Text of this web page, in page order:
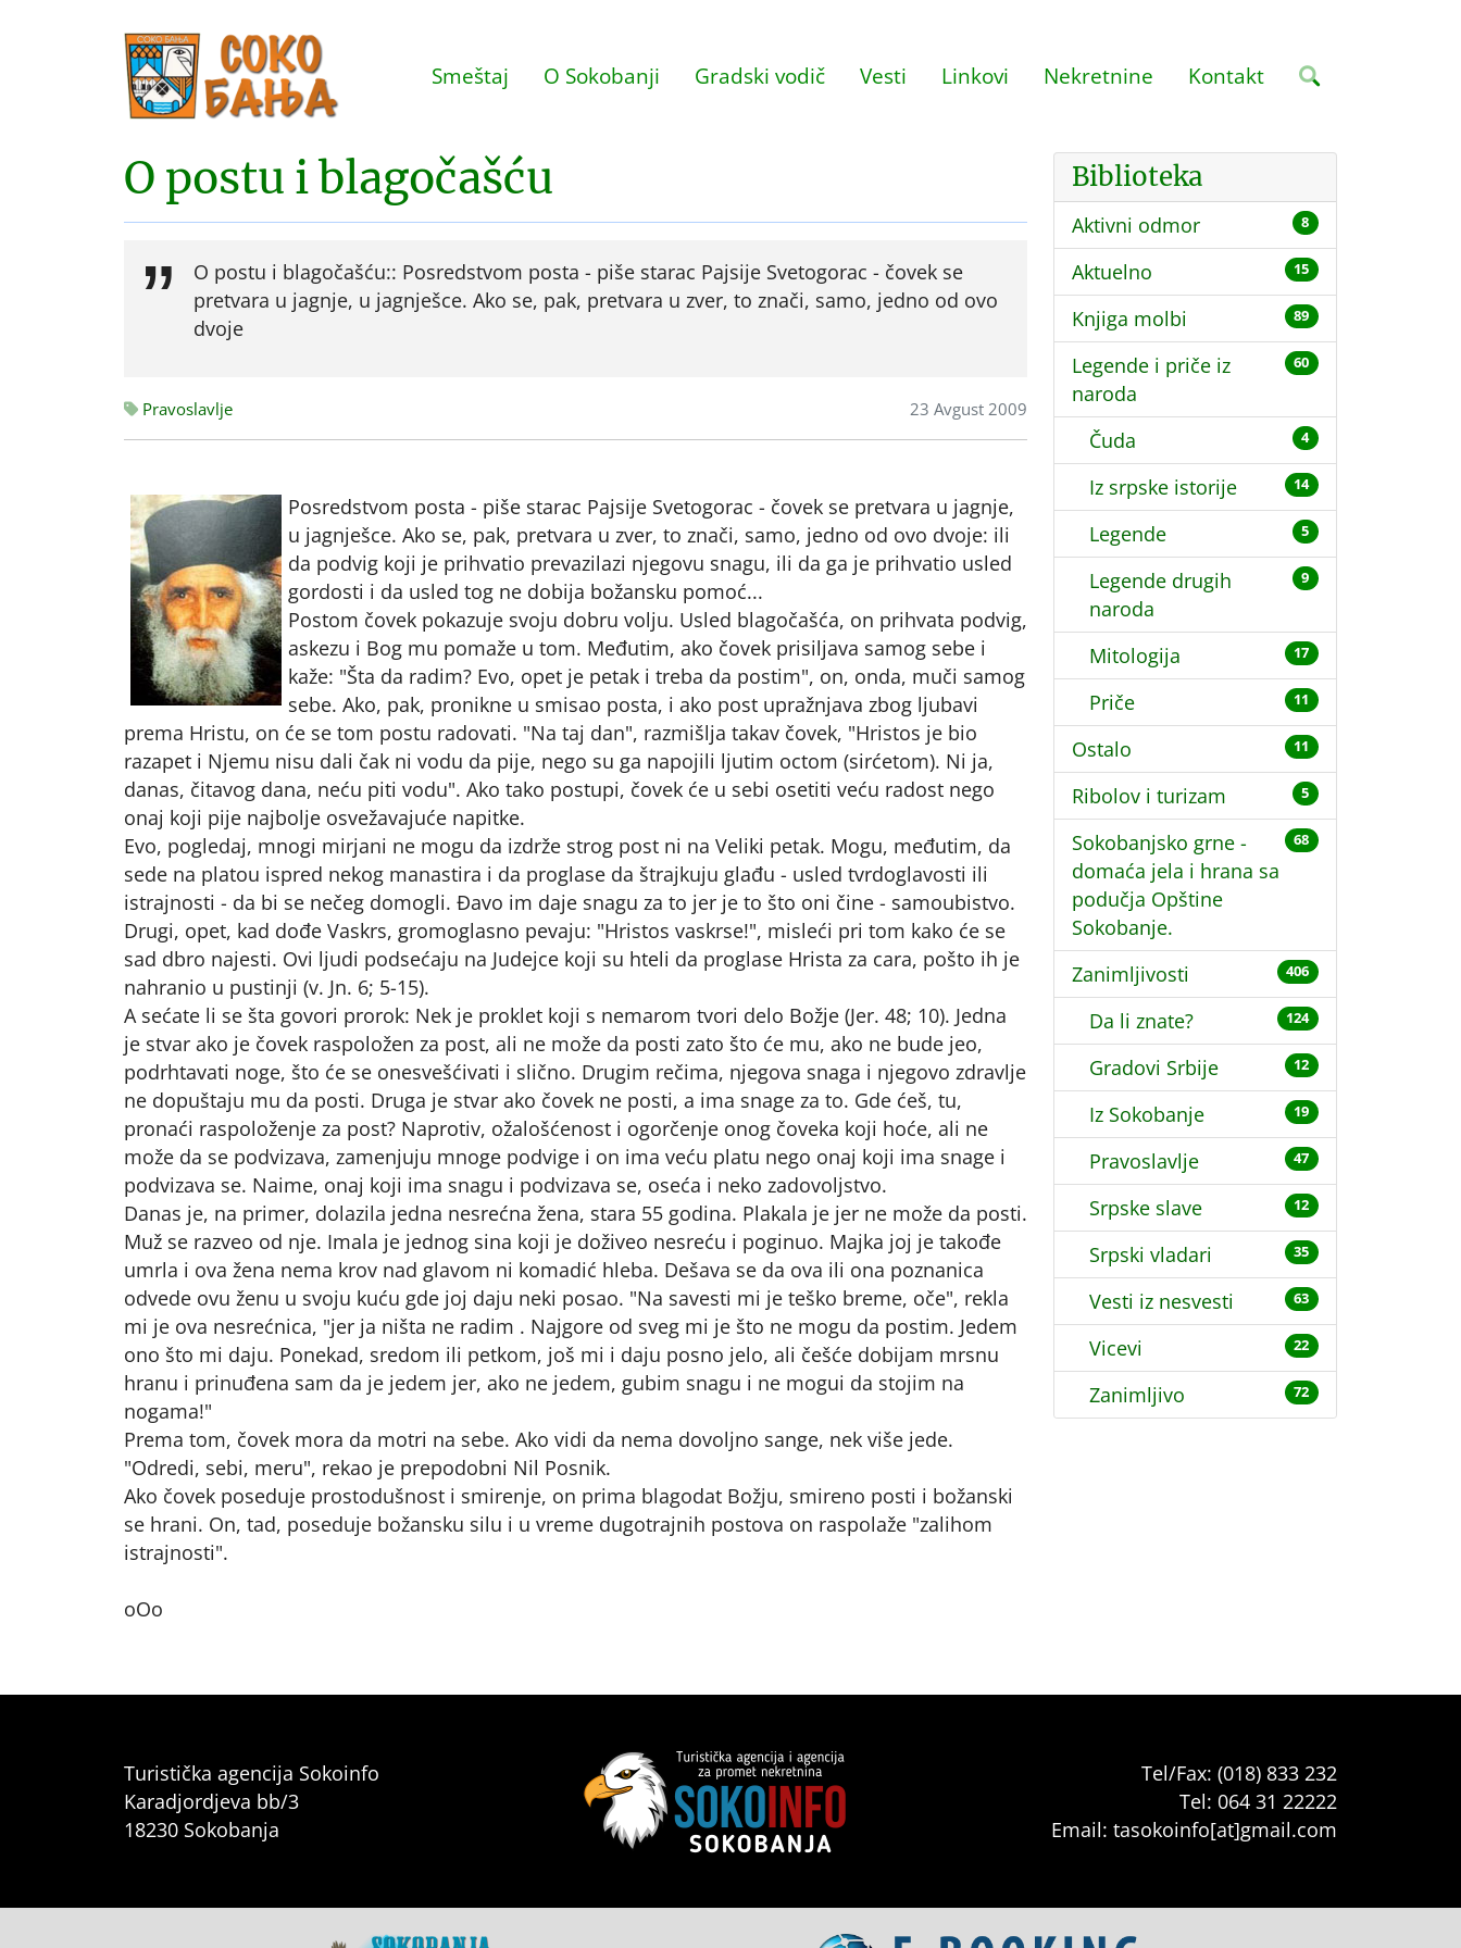
Smeštaj O Sokobanji Gradski vodič Vesti Linkovi Nekretnine Kontakt
O postu i blagočašću
O postu i blagočašću:: Posredstvom posta - piše starac Pajsije Svetogorac - čovek se
pretvara u jagnje, u jagnješce. Ako se, pak, pretvara u zver, to znači, samo, jedno od ovo
dvoje
Pravoslavlje 23 Avgust 2009
Posredstvom posta - piše starac Pajsije Svetogorac - čovek se pretvara u jagnje,
u jagnješce. Ako se, pak, pretvara u zver, to znači, samo, jedno od ovo dvoje: ili
da podvig koji je prihvatio prevazilazi njegovu snagu, ili da ga je prihvatio usled
gordosti i da usled tog ne dobija božansku pomoć...
Postom čovek pokazuje svoju dobru volju. Usled blagočašća, on prihvata podvig,
askezu i Bog mu pomaže u tom. Međutim, ako čovek prisiljava samog sebe i
kaže: "Šta da radim? Evo, opet je petak i treba da postim", on, onda, muči samog
sebe. Ako, pak, pronikne u smisao posta, i ako post upražnjava zbog ljubavi
prema Hristu, on će se tom postu radovati. "Na taj dan", razmišlja takav čovek, "Hristos je bio
razapet i Njemu nisu dali čak ni vodu da pije, nego su ga napojili ljutim octom (sirćetom). Ni ja,
danas, čitavog dana, neću piti vodu". Ako tako postupi, čovek će u sebi osetiti veću radost nego
onaj koji pije najbolje osvežavajuće napitke.
Evo, pogledaj, mnogi mirjani ne mogu da izdrže strog post ni na Veliki petak. Mogu, međutim, da
sede na platou ispred nekog manastira i da proglase da štrajkuju glađu - usled tvrdoglavosti ili
istrajnosti - da bi se nečeg domogli. Đavo im daje snagu za to jer je to što oni čine - samoubistvo.
Drugi, opet, kad dođe Vaskrs, gromoglasno pevaju: "Hristos vaskrse!", misleći pri tom kako će se
sad dbro najesti. Ovi ljudi podsećaju na Judejce koji su hteli da proglase Hrista za cara, pošto ih je
nahranio u pustinji (v. Jn. 6; 5-15).
A sećate li se šta govori prorok: Nek je proklet koji s nemarom tvori delo Božje (Jer. 48; 10). Jedna
je stvar ako je čovek raspoložen za post, ali ne može da posti zato što će mu, ako ne bude jeo,
podrhtavati noge, što će se onesvešćivati i slično. Drugim rečima, njegova snaga i njegovo zdravlje
ne dopuštaju mu da posti. Druga je stvar ako čovek ne posti, a ima snage za to. Gde ćeš, tu,
pronaći raspoloženje za post? Naprotiv, ožalošćenost i ogorčenje onog čoveka koji hoće, ali ne
može da se podvizava, zamenjuju mnoge podvige i on ima veću platu nego onaj koji ima snage i
podvizava se. Naime, onaj koji ima snagu i podvizava se, oseća i neko zadovoljstvo.
Danas je, na primer, dolazila jedna nesrećna žena, stara 55 godina. Plakala je jer ne može da posti.
Muž se razveo od nje. Imala je jednog sina koji je doživeo nesreću i poginuo. Majka joj je takođe
umrla i ova žena nema krov nad glavom ni komadić hleba. Dešava se da ova ili ona poznanica
odvede ovu ženu u svoju kuću gde joj daju neki posao. "Na savesti mi je teško breme, oče", rekla
mi je ova nesrećnica, "jer ja ništa ne radim . Najgore od sveg mi je što ne mogu da postim. Jedem
ono što mi daju. Ponekad, sredom ili petkom, još mi i daju posno jelo, ali češće dobijam mrsnu
hranu i prinuđena sam da je jedem jer, ako ne jedem, gubim snagu i ne mogui da stojim na
nogama!"
Prema tom, čovek mora da motri na sebe. Ako vidi da nema dovoljno sange, nek više jede.
"Odredi, sebi, meru", rekao je prepodobni Nil Posnik.
Ako čovek poseduje prostodušnost i smirenje, on prima blagodat Božju, smireno posti i božanski
se hrani. On, tad, poseduje božansku silu i u vreme dugotrajnih postova on raspolaže "zalihom
istrajnosti".
oOo
Biblioteka
Aktivni odmor 8
Aktuelno 15
Knjiga molbi 89
Legende i priče iz
naroda
60
Čuda 4
Iz srpske istorije 14
Legende 5
Legende drugih
naroda
9
Mitologija 17
Priče 11
Ostalo 11
Ribolov i turizam 5
Sokobanjsko grne -
domaća jela i hrana sa
podučja Opštine
Sokobanje.
68
Zanimljivosti 406
Da li znate? 124
Gradovi Srbije 12
Iz Sokobanje 19
Pravoslavlje 47
Srpske slave 12
Srpski vladari 35
Vesti iz nesvesti 63
Vicevi 22
Zanimljivo 72
Turistička agencija Sokoinfo
Karadjordjeva bb/3
18230 Sokobanja
Tel/Fax: (018) 833 232
Tel: 064 31 22222
Email: tasokoinfo[at]gmail.com